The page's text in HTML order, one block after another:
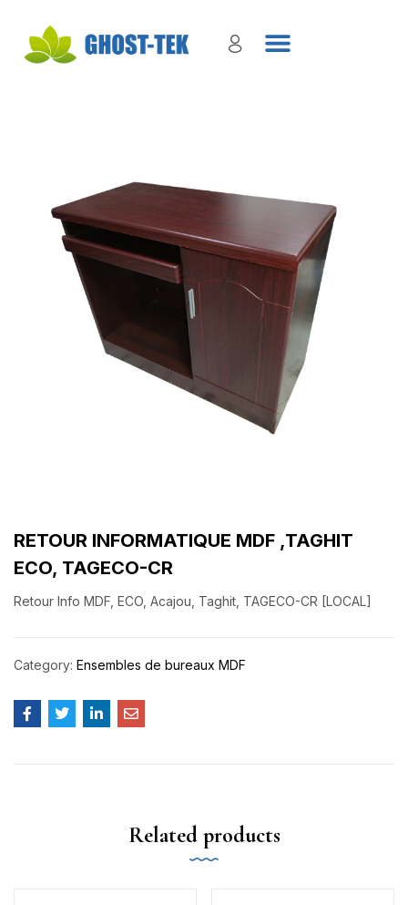
RETOUR INFORMATIQUE MDF ,TAGHIT
ECO, TAGECO-CR
Retour Info MDF, ECO, Acajou, Taghit, TAGECO-CR [LOCAL]
Category: Ensembles de bureaux MDF
Related products
Sign in
Remember me Lost password?
Create an account